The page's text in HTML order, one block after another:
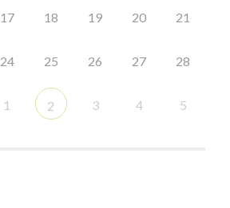
17 18 19 20 21
24 25 26 27 28
1 2 3 4 5